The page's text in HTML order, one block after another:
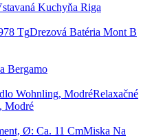
Kuchyňa Riga
Drezová Batéria Mont B
Bergamo
Relaxačné
Modré
Miska Na